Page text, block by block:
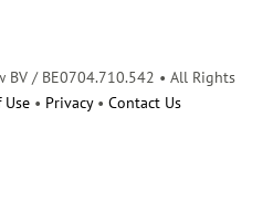
BV / BE0704.710.542 • All Rights
Use • Privacy• Contact Us